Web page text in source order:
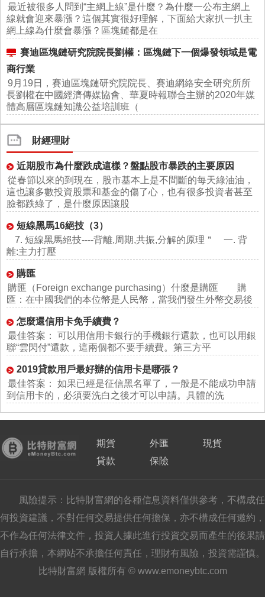
最近被很多人問到“主網上線”是什麼？為什麼一公布主網上
線就會迎來暴漲？這個其實很好理解，下面給大家扒一扒主
網上線為什麼會暴漲？區塊鏈都是在
賽迪區塊鏈研究院院長劉權：區塊鏈下一個爆發領域是電
商行業
9月19日，賽迪區塊鏈研究院院長、賽迪網絡安全研究所所
長劉權在中國經濟傳媒協會、華夏時報聯合主辦的2020年媒
體高層區塊鏈知識公益培訓班（
財經理財
近期股市為什麼跌成這樣？盤點股市暴跌的主要原因
從春節以來的到現在，股市基本上是不間斷的每天綠油油，
這也讓多數投資股票和基金的傷了心，也有很多投資者甚至
臉都跌綠了，是什麼原因讓股
短線黑馬16絕技（3）
7. 短線黑馬絕技----背離,周期,共振,分解的原理＂ 一. 背
離:主力打壓
購匯
購匯（Foreign exchange purchasing）什麼是購匯 購
匯：在中國我們的本位幣是人民幣，當我們發生外幣交易後
怎麼還信用卡免手續費？
最佳答案： 可以用信用卡銀行的手機銀行還款，也可以用銀
聯“雲閃付”還款，這兩個都不要手續費。第三方平
2019貸款用戶最好辦的信用卡是哪張？
最佳答案： 如果已經是征信黑名單了，一般是不能成功申請
到信用卡的，必須要洗白之後才可以申請。具體的洗
期貨 外匯
現貨
貸款
保險
風險提示：比特財富網的各種信息資料僅供參考，不構成任
何投資建議，不對任何交易提供任何擔保，亦不構成任何邀約，
不作為任何法律文件，投資人據此進行投資交易而產生的後果請
自行承擔，本網站不承擔任何責任，理財有風險，投資需謹慎。
比特財富網 版權所有 © www.emoneybtc.com